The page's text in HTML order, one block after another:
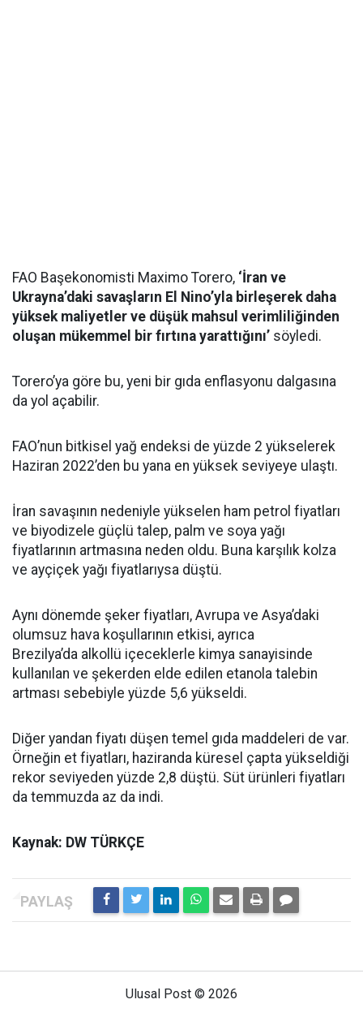
FAO Başekonomisti Maximo Torero, ‘İran ve
Ukrayna’daki savaşların El Nino’yla birleşerek daha
yüksek maliyetler ve düşük mahsul verimliliğinden
oluşan mükemmel bir fırtına yarattığını’ söyledi.
Torero’ya göre bu, yeni bir gıda enflasyonu dalgasına
da yol açabilir.
FAO’nun bitkisel yağ endeksi de yüzde 2 yükselerek
Haziran 2022’den bu yana en yüksek seviyeye ulaştı.
İran savaşının nedeniyle yükselen ham petrol fiyatları
ve biyodizele güçlü talep, palm ve soya yağı
fiyatlarının artmasına neden oldu. Buna karşılık kolza
ve ayçiçek yağı fiyatlarıysa düştü.
Aynı dönemde şeker fiyatları, Avrupa ve Asya’daki
olumsuz hava koşullarının etkisi, ayrıca
Brezilya’da alkollü içeceklerle kimya sanayisinde
kullanılan ve şekerden elde edilen etanola talebin
artması sebebiyle yüzde 5,6 yükseldi.
Diğer yandan fiyatı düşen temel gıda maddeleri de var.
Örneğin et fiyatları, haziranda küresel çapta yükseldiği
rekor seviyeden yüzde 2,8 düştü. Süt ürünleri fiyatları
da temmuzda az da indi.
Kaynak: DW TÜRKÇE
Ulusal Post © 2026